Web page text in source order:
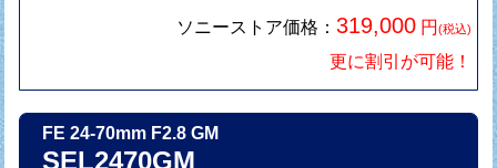
ソニーストア価格：319,000 円(税込)
更に割引が可能！
FE 24-70mm F2.8 GM
SEL2470GM